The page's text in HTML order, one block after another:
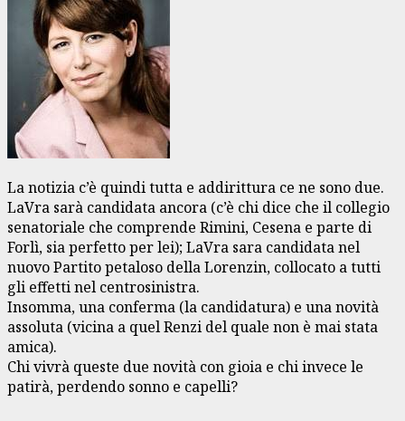
La notizia c’è quindi tutta e addirittura ce ne sono due.
LaVra sarà candidata ancora (c’è chi dice che il collegio
senatoriale che comprende Rimini, Cesena e parte di
Forlì, sia perfetto per lei); LaVra sara candidata nel
nuovo Partito petaloso della Lorenzin, collocato a tutti
gli effetti nel centrosinistra.
Insomma, una conferma (la candidatura) e una novità
assoluta (vicina a quel Renzi del quale non è mai stata
amica).
Chi vivrà queste due novità con gioia e chi invece le
patirà, perdendo sonno e capelli?